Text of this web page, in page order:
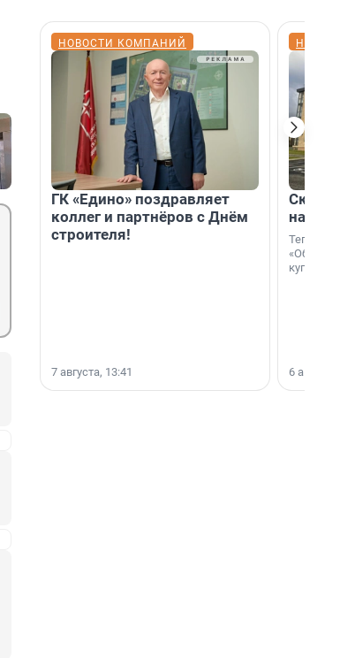
НОВОСТИ КОМПАНИЙ
ГК «Едино» поздравляет
коллег и партнёров с Днём
строителя!
7 августа, 13:41
на
Теперь
купить
6